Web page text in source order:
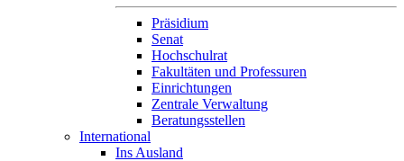
Präsidium
Senat
Hochschulrat
Fakultäten und Professuren
Einrichtungen
Zentrale Verwaltung
Beratungsstellen
International
Ins Ausland